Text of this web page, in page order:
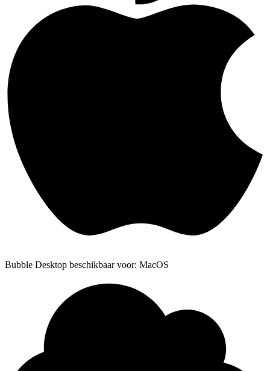
Bubble Desktop beschikbaar voor: MacOS